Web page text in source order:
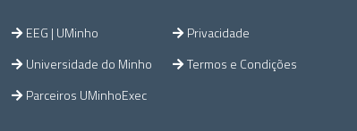
EEG | UMinho
Universidade do Minho
Parceiros UMinhoExec
Privacidade
Termos e Condições